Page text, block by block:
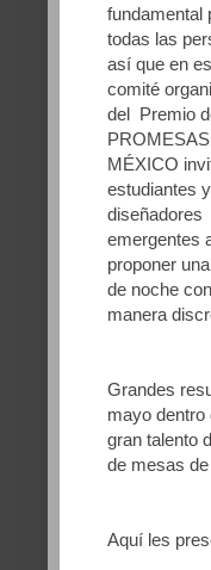
fundamental
todas las
así que en
comité
del Premio
PROMESAS
MÉXICO
estudiantes y
diseñadores
emergentes
proponer
de noche
manera
Grandes
mayo dentro
gran talento
de mesas
Aquí les